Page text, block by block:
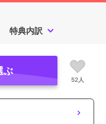
特典内訳
ぶ
52人